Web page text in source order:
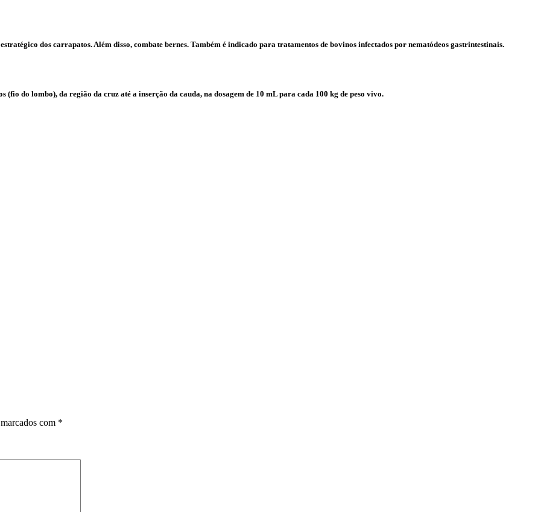
dos carrapatos. Além disso, combate bernes. Também é indicado para tratamentos de bovinos infectados por nematódeos gastrintestinais.
do lombo), da região da cruz até a inserção da cauda, na dosagem de 10 mL para cada 100 kg de peso vivo.
com *